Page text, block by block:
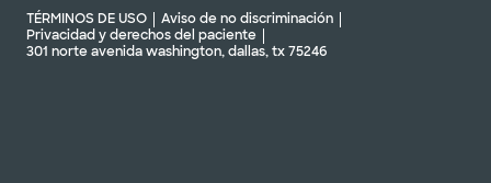
TÉRMINOS DE USO
Aviso de no discriminación
Privacidad y derechos del paciente
301 norte avenida washington, dallas, tx 75246